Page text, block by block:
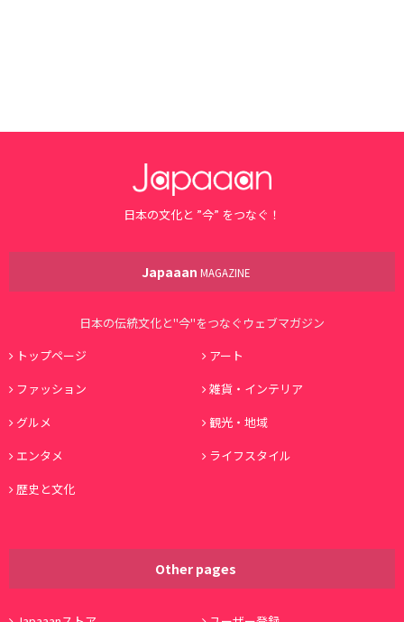
日本の文化と ”今” をつなぐ！
Japaaan MAGAZINE
日本の伝統文化と"今"をつなぐウェブマガジン
トップページ
アート
ファッション
雑貨・インテリア
グルメ
観光・地域
エンタメ
ライフスタイル
歴史と文化
Other pages